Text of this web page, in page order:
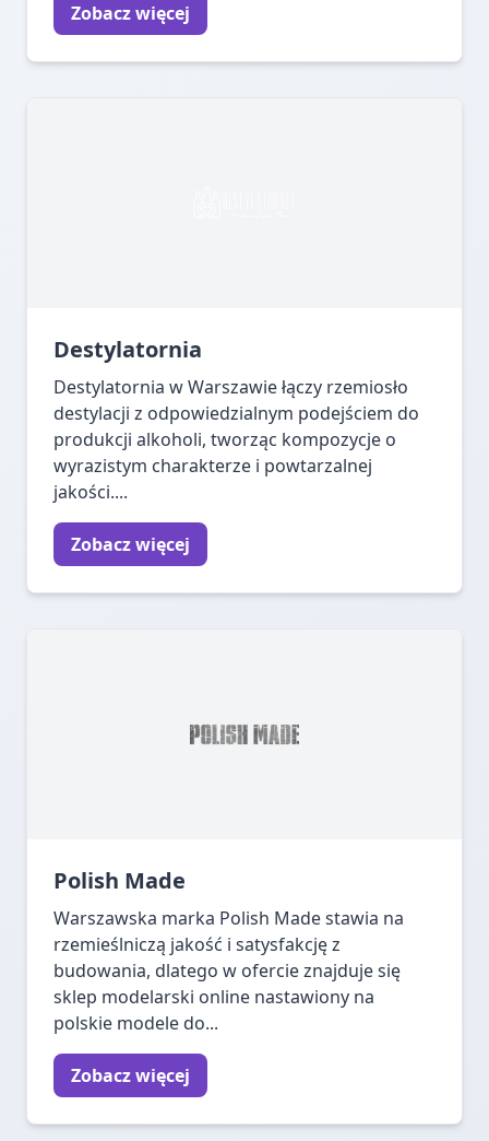
Zobacz więcej
Destylatornia
Destylatornia w Warszawie łączy rzemiosło
destylacji z odpowiedzialnym podejściem do
produkcji alkoholi, tworząc kompozycje o
wyrazistym charakterze i powtarzalnej
jakości....
Zobacz więcej
Polish Made
Warszawska marka Polish Made stawia na
rzemieślniczą jakość i satysfakcję z
budowania, dlatego w ofercie znajduje się
sklep modelarski online nastawiony na
polskie modele do...
Zobacz więcej